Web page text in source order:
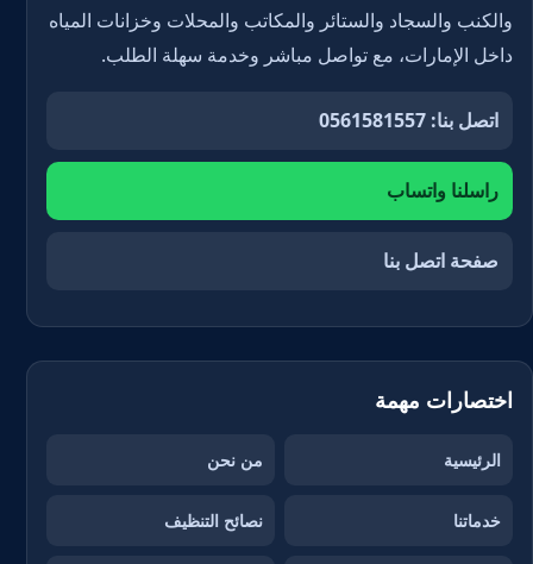
والكنب والسجاد والستائر والمكاتب والمحلات وخزانات المياه
داخل الإمارات، مع تواصل مباشر وخدمة سهلة الطلب.
اتصل بنا: 0561581557
راسلنا واتساب
صفحة اتصل بنا
اختصارات مهمة
الرئيسية من نحن
خدماتنا نصائح التنظيف